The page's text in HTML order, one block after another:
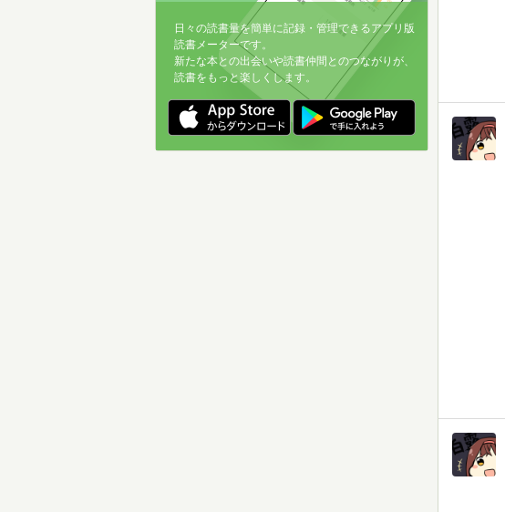
日々の読書量を簡単に記録・管理できるアプリ版
読書メーターです。
新たな本との出会いや読書仲間とのつながりが、
読書をもっと楽しくします。